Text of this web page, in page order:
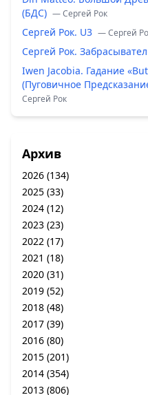
(БДС) — Сергей Рок
Сергей Рок. U3 — Сергей
Сергей Рок.
Iwen Jacobia. Гадание
(Пуговичное
Сергей Рок
Архив
2026 (134)
2025 (33)
2024 (12)
2023 (23)
2022 (17)
2021 (18)
2020 (31)
2019 (52)
2018 (48)
2017 (39)
2016 (80)
2015 (201)
2014 (354)
2013 (806)